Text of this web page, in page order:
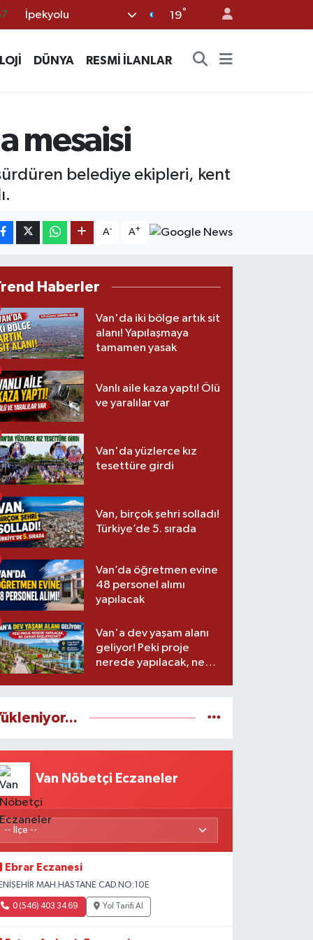
İpekyolu 19°
DÜNYA RESMİ İLANLAR
mesaisi
belediye ekipleri, kent
A- A+
Haberler
Van'da iki bölge artık sit
alanı! Yapılaşmaya
tamamen yasak
Vanlı aile kaza yaptı! Ölü
ve yaralılar var
Van'da yüzlerce kız
tesettüre girdi
Van, birçok şehri solladı!
Türkiye’de 5. sırada
Van’da öğretmen evine
48 personel alımı
yapılacak
Van'a dev yaşam alanı
geliyor! Peki proje
nerede yapılacak, ne
Van Nöbetçi Eczaneler
Ebrar Eczanesi
MAH.HASTANE CAD.NO:10E
0 (546) 403 34 69 Yol Tarifi Al